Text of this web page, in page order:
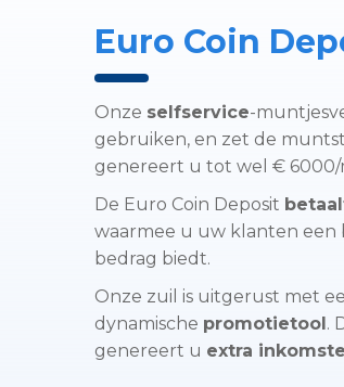
Euro Coin
Onze selfservice-
gebruiken, en zet de
genereert u tot wel € 6000/
De Euro Coin Deposit
waarmee u uw klanten
bedrag biedt.
Onze zuil is uitgerust met
dynamische promotietool.
genereert u extra